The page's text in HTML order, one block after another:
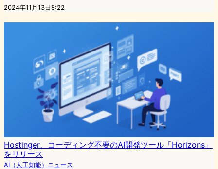
2024年11月13日8:22
Hostinger、コーディング不要のAI開発ツール「Horizons」
をリリース
AI（人工知能）ニュース